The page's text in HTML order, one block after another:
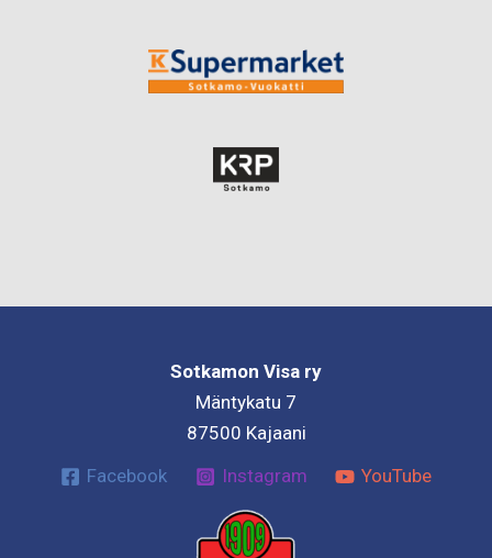
Sotkamon Visa ry
Mäntykatu 7
87500 Kajaani
Facebook
Instagram YouTube